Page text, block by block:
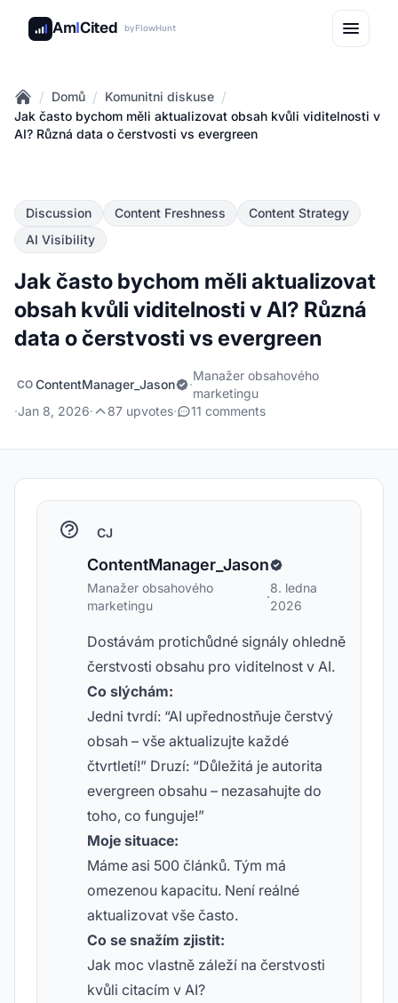
AmICited byFlowHunt
Home
/ Domů / Komunitni diskuse /
Jak často bychom měli aktualizovat obsah kvůli viditelnosti v
AI? Různá data o čerstvosti vs evergreen
Discussion Content Freshness
Content Strategy
AI Visibility
Jak často bychom měli aktualizovat
obsah kvůli viditelnosti v AI? Různá
data o čerstvosti vs evergreen
CO ContentManager_Jason ·
Manažer obsahového
marketingu
·Jan 8, 2026· 87 upvotes· 11 comments
CJ
ContentManager_Jason
Manažer obsahového
marketingu
·
8. ledna
2026
Dostávám protichůdné signály ohledně
čerstvosti obsahu pro viditelnost v AI.
Co slýchám:
Jedni tvrdí: “AI upřednostňuje čerstvý
obsah – vše aktualizujte každé
čtvrtletí!” Druzí: “Důležitá je autorita
evergreen obsahu – nezasahujte do
toho, co funguje!”
Moje situace:
Máme asi 500 článků. Tým má
omezenou kapacitu. Není reálné
aktualizovat vše často.
Co se snažím zjistit:
Jak moc vlastně záleží na čerstvosti
kvůli citacím v AI?